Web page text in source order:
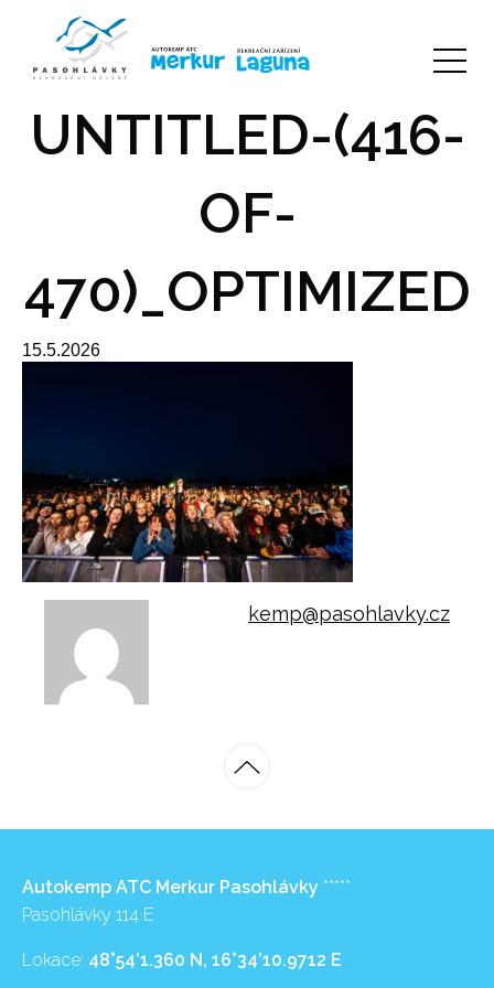
UNTITLED-(416-
OF-
470)_OPTIMIZED
15.5.2026
kemp@pasohlavky.cz
Autokemp ATC Merkur Pasohlávky *****
Pasohlávky 114 E
Lokace: 48°54’1.360 N, 16°34’10.9712 E